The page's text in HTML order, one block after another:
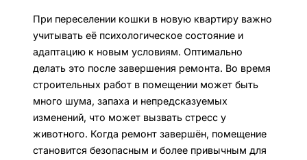
При переселении кошки в новую квартиру важно
учитывать её психологическое состояние и
адаптацию к новым условиям. Оптимально
делать это после завершения ремонта. Во время
строительных работ в помещении может быть
много шума, запаха и непредсказуемых
изменений, что может вызвать стресс у
животного. Когда ремонт завершён, помещение
становится безопасным и более привычным для